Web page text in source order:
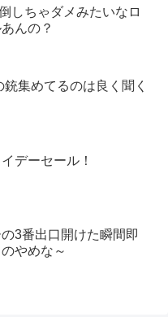
しちゃダメみたいなロ
んの？
集めてるのは良く聞く
デーセール！
3番出口開けた瞬間即
やめな～